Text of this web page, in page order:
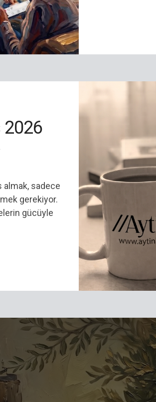
2026
almak, sadece
gerekiyor.
gücüyle